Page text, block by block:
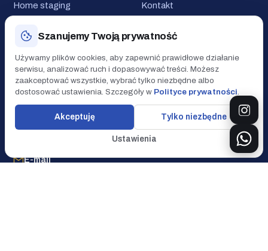
Home staging
Inwestycje pod najem
(Poznań)
Kontakt
KONTAKT
Biuro w Poznaniu
ul. Wyspiańskiego 14/3,
60-751 Poznań
Telefon
E-mail
Szanujemy Twoją prywatność
Używamy plików cookies, aby zapewnić prawidłowe działanie
serwisu, analizować ruch i dopasowywać treści. Możesz
zaakceptować wszystkie, wybrać tylko niezbędne albo
dostosować ustawienia. Szczegóły w Polityce prywatności.
Akceptuję Tylko niezbędne
Ustawienia